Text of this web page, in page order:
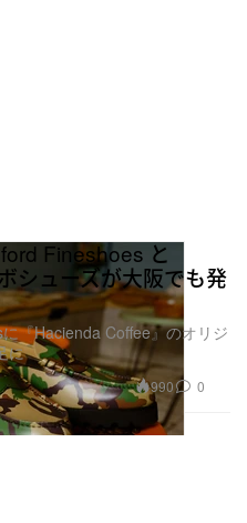
Fineshoes と
シューズが大阪でも発
『Hacienda Coffee』のオリジ
に
990 0